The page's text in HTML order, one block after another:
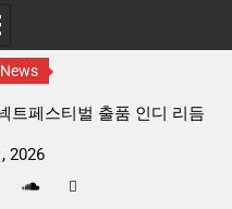
트밴드’ 8월 26일(수) 개봉
2026